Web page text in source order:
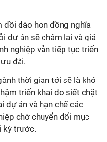
dồi dào hơn đồng nghĩa
dự án sẽ chậm lại và giá
nghiệp vẫn tiếp tục triển
đãi.
thời gian tới sẽ là khó
triển khai do siết chặt
dự án và hạn chế các
chờ chuyển đổi mục
kỳ trước.